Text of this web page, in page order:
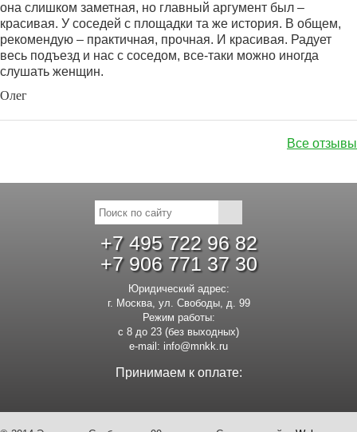
она слишком заметная, но главный аргумент был –
красивая. У соседей с площадки та же история. В общем,
рекомендую – практичная, прочная. И красивая. Радует
весь подъезд и нас с соседом, все-таки можно иногда
слушать женщин.
Олег
Все отзывы
+7 495 722 96 82
+7 906 771 37 30
Юридический адрес:
г. Москва, ул. Свободы, д. 99
Режим работы:
с 8 до 23 (без выходных)
e-mail: info@mnkk.ru
Принимаем к оплате: